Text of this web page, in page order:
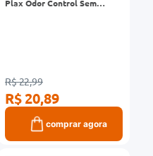
Plax Odor Control Sem
R$ 22,99
R$ 20,89
comprar agora